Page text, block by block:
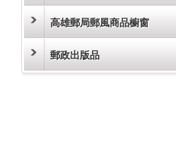
高雄郵局郵風商品櫥窗
郵政出版品